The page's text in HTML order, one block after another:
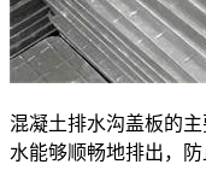
混凝土排水沟盖板的
水能够顺畅地排出，